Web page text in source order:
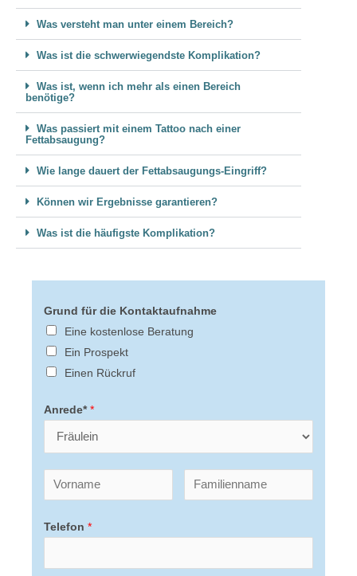
Was versteht man unter einem Bereich?
Was ist die schwerwiegendste Komplikation?
Was ist, wenn ich mehr als einen Bereich
benötige?
Was passiert mit einem Tattoo nach einer
Fettabsaugung?
Wie lange dauert der Fettabsaugungs-Eingriff?
Können wir Ergebnisse garantieren?
Was ist die häufigste Komplikation?
Grund für die Kontaktaufnahme
Eine kostenlose Beratung
Ein Prospekt
Einen Rückruf
Anrede**
Telefon *